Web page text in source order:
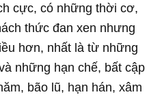
cực, có những thời cơ,
thức đan xen nhưng
hơn, nhất là từ những
những hạn chế, bất cập
bão lũ, hạn hán, xâm